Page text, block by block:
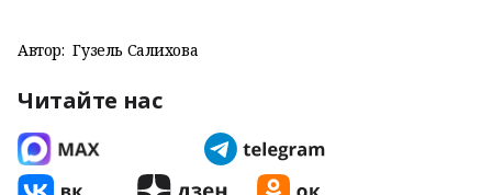
Автор: Гузель Салихова
Читайте нас